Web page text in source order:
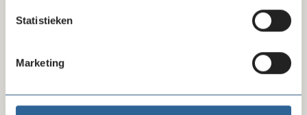
Statistieken
Marketing
09-07-26